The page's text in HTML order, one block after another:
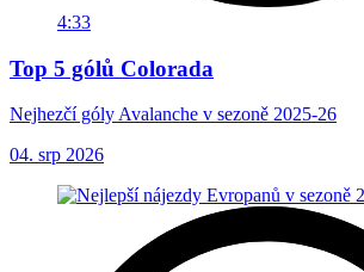
4:33
Top 5 gólů Colorada
Nejhezčí góly Avalanche v sezoně 2025-26
04. srp 2026